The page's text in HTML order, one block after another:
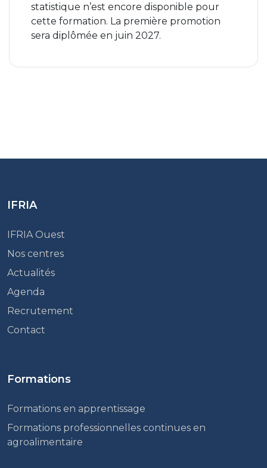
statistique n’est encore disponible pour
cette formation. La première promotion
sera diplômée en juin 2027.
IFRIA
IFRIA Ouest
Nos centres
Actualités
Agenda
Recrutement
Contact
Formations
Formations en apprentissage
Formations professionnelles continues en
agroalimentaire